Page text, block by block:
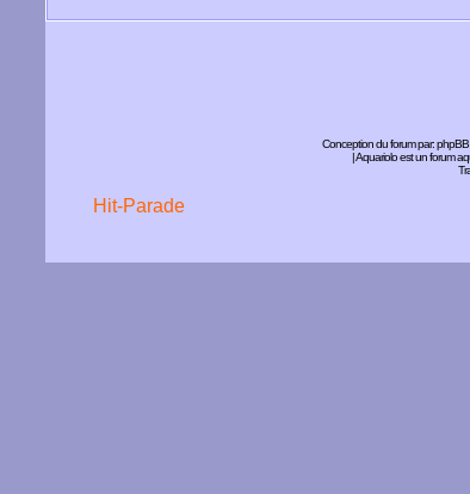
Conception du forum par:phpBB
| Aquariolo est un forum